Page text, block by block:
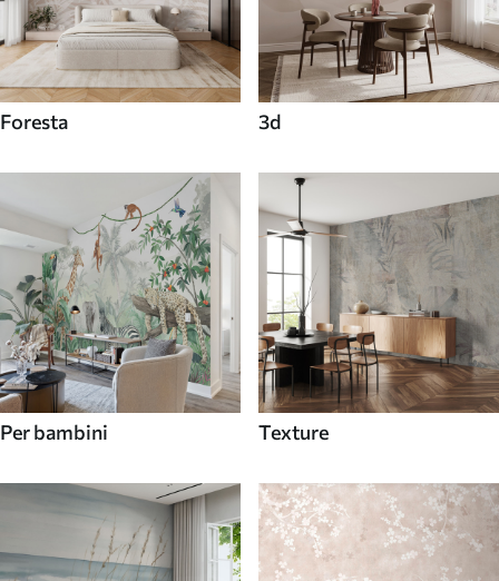
Foresta 3d
Per bambini Texture